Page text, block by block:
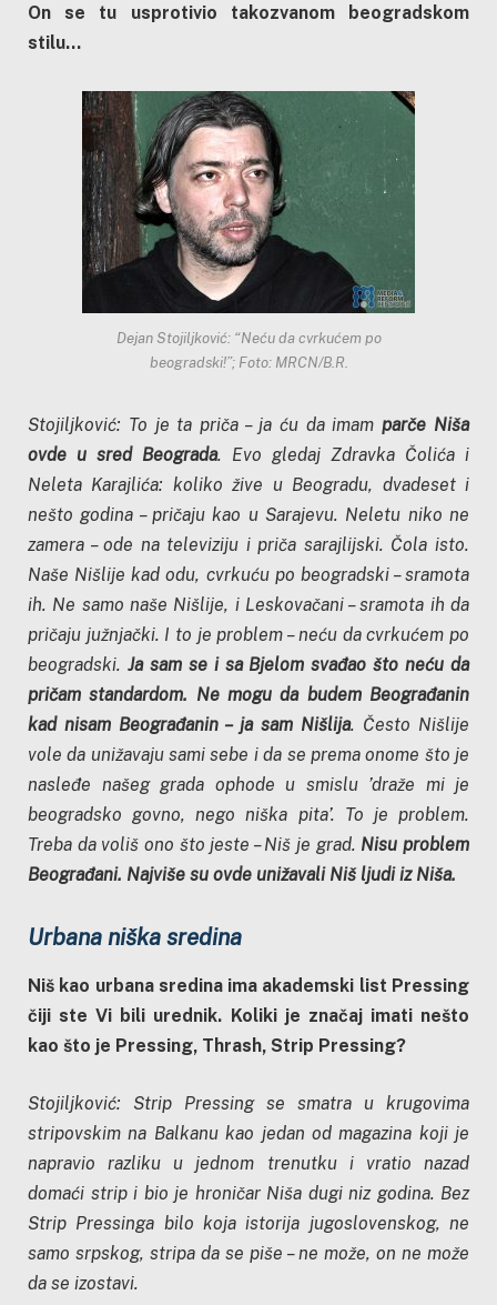
On se tu usprotivio takozvanom beogradskom
stilu…
Dejan Stojiljković: “Neću da cvrkućem po
beogradski!”; Foto: MRCN/B.R.
Stojiljković: To je ta priča – ja ću da imamparče Niša
ovde u sred Beograda. Evo gledaj Zdravka Čolića i
Neleta Karajlića: koliko žive u Beogradu, dvadeset i
nešto godina – pričaju kao u Sarajevu. Neletu niko ne
zamera – ode na televiziju i priča sarajlijski. Čola isto.
Naše Nišlije kad odu, cvrkuću po beogradski – sramota
ih. Ne samo naše Nišlije, i Leskovačani – sramota ih da
pričaju južnjački. I to je problem – neću da cvrkućem po
beogradski. Ja sam se i sa Bjelom svađao što neću da
pričam standardom. Ne mogu da budem Beograđanin
kad nisam Beograđanin – ja sam Nišlija. Često Nišlije
vole da unižavaju sami sebe i da se prema onome što je
nasleđe našeg grada ophode u smislu ’draže mi je
beogradsko govno, nego niška pita’. To je problem.
Treba da voliš ono što jeste – Niš je grad. Nisu problem
Beograđani. Najviše su ovde unižavali Niš ljudi iz Niša.
Urbana niška sredina
Niš kao urbana sredina ima akademski list Pressing
čiji ste Vi bili urednik. Koliki je značaj imati nešto
kao što je Pressing, Thrash, Strip Pressing?
Stojiljković: Strip Pressing se smatra u krugovima
stripovskim na Balkanu kao jedan od magazina koji je
napravio razliku u jednom trenutku i vratio nazad
domaći strip i bio je hroničar Niša dugi niz godina. Bez
Strip Pressinga bilo koja istorija jugoslovenskog, ne
samo srpskog, stripa da se piše – ne može, on ne može
da se izostavi.